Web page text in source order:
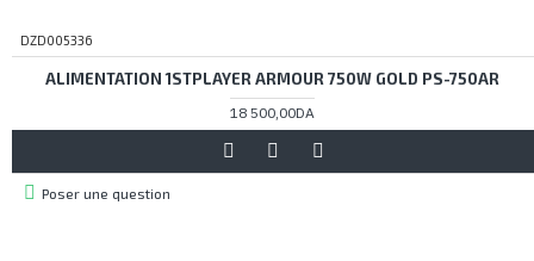
DZD005336
ALIMENTATION 1STPLAYER ARMOUR 750W GOLD PS-750AR
18 500,00DA
Poser une question